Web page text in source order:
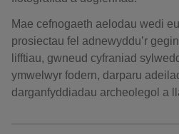
Mae cefnogaeth aelodau wedi
prosiectau fel adnewyddu’r
lifftiau, gwneud cyfraniad
ymwelwyr fodern, darparu
darganfyddiadau archeolegol a